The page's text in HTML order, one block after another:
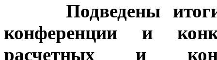
Подведены
конференции и
расчетных и